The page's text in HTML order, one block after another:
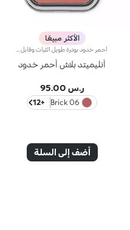
الأكثر مبيعًا
أنليميتد بلاش أحمر خدود
ر.س 95.00
06 Brick
+12
أضف إلى السلة